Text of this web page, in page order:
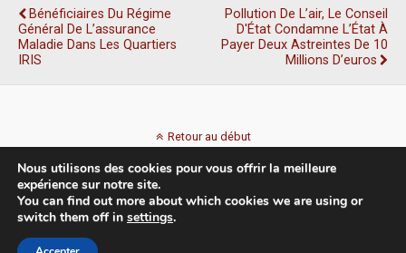
Bénéficiaires Du Régime
Général De L’assurance
Maladie Dans Les Quartiers
IRIS
Pollution De L’air, Le Conseil
D'État Condamne L’État À
Payer Deux Astreintes De 10
Millions D’euros
Retour au début
Mobile
Nous utilisons des cookies pour vous offrir la meilleure
expérience sur notre site.
You can find out more about which cookies we are using or
switch them off in settings.